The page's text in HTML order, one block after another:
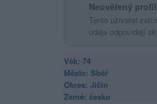
Neověřený profil
Tento uživatel
údaje odpovídají
Věk: 74
Město: Sběř
Okres: Jičín
Země: česko